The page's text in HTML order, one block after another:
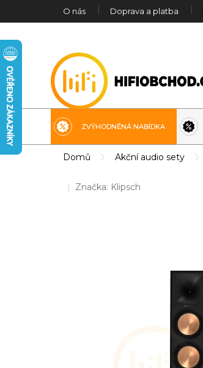
O nás Doprava a platba
ZVÝHODNĚNÁ NABÍDKA
Domů Akční audio sety
Značka: Klipsch